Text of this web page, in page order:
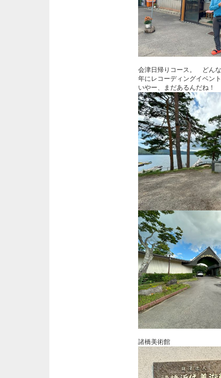
会津日帰りコース。 どん
年にレコーディングイベン
いやー、まだあるんだね！
諸橋美術館